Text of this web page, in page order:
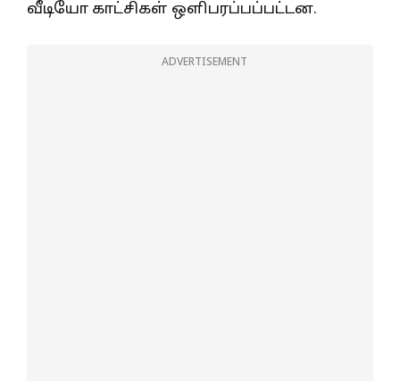
வீடியோ காட்சிகள் ஒளிபரப்பப்பட்டன.
ADVERTISEMENT